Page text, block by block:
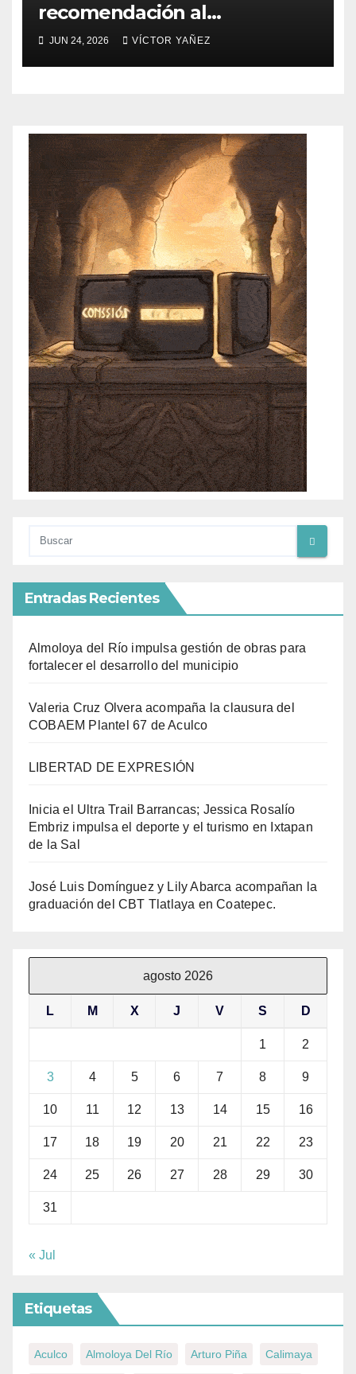
recomendación al
Ayuntamiento de
Atlacomulco por violaciones a
derechos humanos
JUN 24, 2026 VÍCTOR YAÑEZ
Entradas Recientes
Almoloya del Río impulsa gestión de obras para
fortalecer el desarrollo del municipio
Valeria Cruz Olvera acompaña la clausura del
COBAEM Plantel 67 de Aculco
LIBERTAD DE EXPRESIÓN
Inicia el Ultra Trail Barrancas; Jessica Rosalío
Embriz impulsa el deporte y el turismo en Ixtapan
de la Sal
José Luis Domínguez y Lily Abarca acompañan la
graduación del CBT Tlatlaya en Coatepec.
agosto 2026
L M X J V S D
1 2
3 4 5 6 7 8 9
10 11 12 13 14 15 16
17 18 19 20 21 22 23
24 25 26 27 28 29 30
31
« Jul
Etiquetas
Aculco Almoloya Del Río Arturo Piña Calimaya